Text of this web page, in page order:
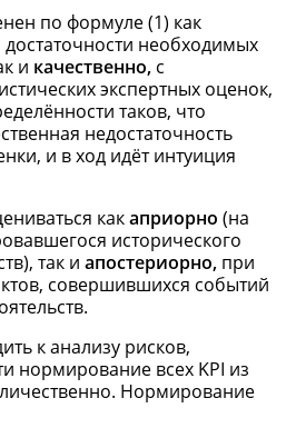
по формуле (1) как
необходимых
и качественно, с
экспертных оценок,
таков, что
недостаточность
и в ход идёт интуиция
какаприорно (на
исторического
так и апостериорно, при
совершившихся событий
к анализу рисков,
нормирование всех KPI из
Нормирование